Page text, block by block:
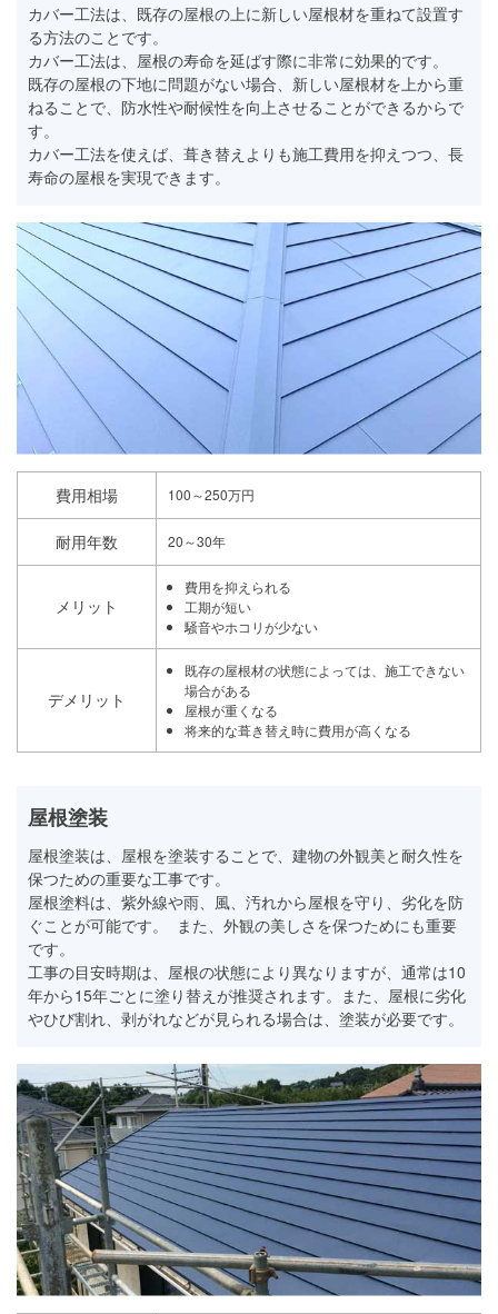
カバー工法は、既存の屋根の上に新しい屋根材を重ねて設置す
る方法のことです。
カバー工法は、屋根の寿命を延ばす際に非常に効果的です。
既存の屋根の下地に問題がない場合、新しい屋根材を上から重
ねることで、防水性や耐候性を向上させることができるからで
す。
カバー工法を使えば、葺き替えよりも施工費用を抑えつつ、長
寿命の屋根を実現できます。
費用相場 100～250万円
耐用年数 20～30年
メリット
費用を抑えられる
工期が短い
騒音やホコリが少ない
デメリット
既存の屋根材の状態によっては、施工できない
場合がある
屋根が重くなる
将来的な葺き替え時に費用が高くなる
屋根塗装
屋根塗装は、屋根を塗装することで、建物の外観美と耐久性を
保つための重要な工事です。
屋根塗料は、紫外線や雨、風、汚れから屋根を守り、劣化を防
ぐことが可能です。 また、外観の美しさを保つためにも重要
です。
工事の目安時期は、屋根の状態により異なりますが、通常は10
年から15年ごとに塗り替えが推奨されます。また、屋根に劣化
やひび割れ、剥がれなどが見られる場合は、塗装が必要です。